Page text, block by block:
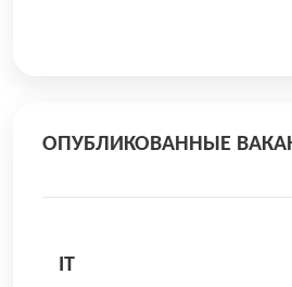
ОПУБЛИКОВАННЫЕ
IT